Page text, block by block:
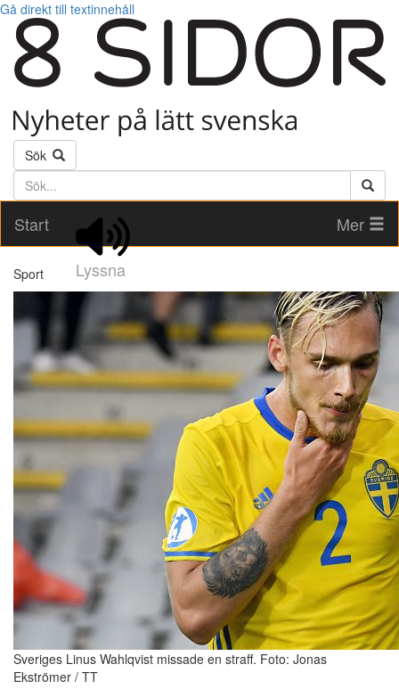
Gå direkt till textinnehåll
Sök
Söktext
Start
Lyssna
Mer
Sport
Sveriges Linus Wahlqvist missade en straff. Foto: Jonas
Ekströmer / TT